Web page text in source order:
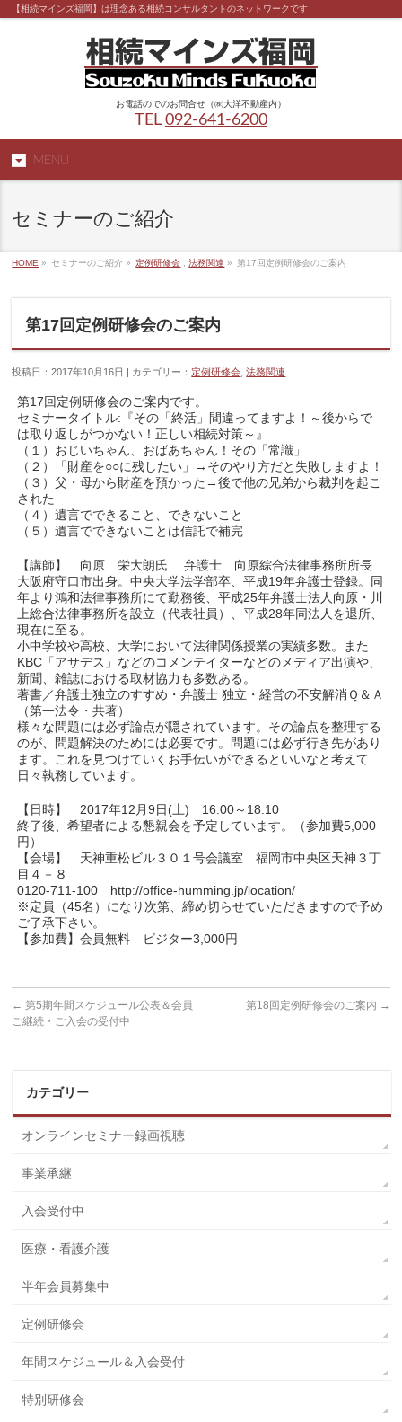
【相続マインズ福岡】は理念ある相続コンサルタントのネットワークです
お電話のでのお問合せ（㈱大洋不動産内）
TEL 092-641-6200
MENU
セミナーのご紹介
HOME » セミナーのご紹介 » 定例研修会 ,法務関連 » 第17回定例研修会のご案内
第17回定例研修会のご案内
投稿日：2017年10月16日 | カテゴリー： 定例研修会 ,法務関連
第17回定例研修会のご案内です。
セミナータイトル:『その「終活」間違ってますよ！～後からで
は取り返しがつかない！正しい相続対策～』
（１）おじいちゃん、おばあちゃん！その「常識」
（２）「財産を○○に残したい」→そのやり方だと失敗しますよ！
（３）父・母から財産を預かった→後で他の兄弟から裁判を起こ
された
（４）遺言でできること、できないこと
（５）遺言でできないことは信託で補完
【講師】 向原 栄大朗氏 弁護士 向原綜合法律事務所所長
大阪府守口市出身。中央大学法学部卒、平成19年弁護士登録。同
年より鴻和法律事務所にて勤務後、平成25年弁護士法人向原・川
上総合法律事務所を設立（代表社員）、平成28年同法人を退所、
現在に至る。
小中学校や高校、大学において法律関係授業の実績多数。また
KBC「アサデス」などのコメンテイターなどのメディア出演や、
新聞、雑誌における取材協力も多数ある。
著書／弁護士独立のすすめ・弁護士 独立・経営の不安解消Ｑ＆Ａ
（第一法令・共著）
様々な問題には必ず論点が隠されています。その論点を整理する
のが、問題解決のためには必要です。問題には必ず行き先があり
ます。これを見つけていくお手伝いができるといいなと考えて
日々執務しています。
【日時】 2017年12月9日(土) 16:00～18:10
終了後、希望者による懇親会を予定しています。（参加費5,000
円）
【会場】 天神重松ビル３０１号会議室 福岡市中央区天神３丁
目４－８
0120-711-100 http://office-humming.jp/location/
※定員（45名）になり次第、締め切らせていただきますので予め
ご了承下さい。
【参加費】会員無料 ビジター3,000円
← 第5期年間スケジュール公表＆会員
ご継続・ご入会の受付中
第18回定例研修会のご案内 →
カテゴリー
オンラインセミナー録画視聴
事業承継
入会受付中
医療・看護介護
半年会員募集中
定例研修会
年間スケジュール＆入会受付
特別研修会